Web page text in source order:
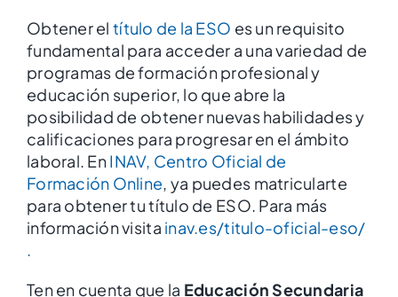
Obtener el título de la ESO es un requisito
fundamental para acceder a una variedad de
programas de formación profesional y
educación superior, lo que abre la
posibilidad de obtener nuevas habilidades y
calificaciones para progresar en el ámbito
laboral. EnINAV, Centro Oficial de
Formación Online, ya puedes matricularte
para obtener tu título de ESO. Para más
información visita inav.es/titulo-oficial-eso/
.
Ten en cuenta que la Educación Secundaria